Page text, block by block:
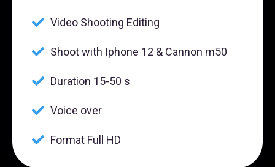
Video Shooting Editing
Shoot with Iphone 12 & Cannon m50
Duration 15-50 s
Voice over
Format Full HD